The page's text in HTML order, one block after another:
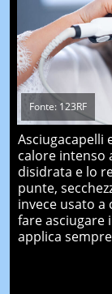
Fonte: 123RF
Asciugacapelli
calore intenso
disidrata e lo
punte,
invece usato
fare asciugare
applica